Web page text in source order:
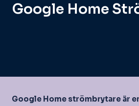
Google Home
Google Home strömbrytare är